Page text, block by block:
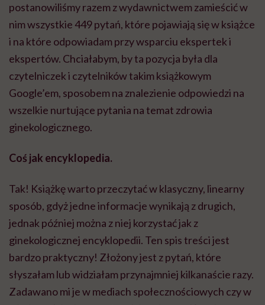
postanowiliśmy razem z wydawnictwem zamieścić w
nim wszystkie 449 pytań, które pojawiają się w książce
i na które odpowiadam przy wsparciu ekspertek i
ekspertów. Chciałabym, by ta pozycja była dla
czytelniczek i czytelników takim książkowym
Google’em, sposobem na znalezienie odpowiedzi na
wszelkie nurtujące pytania na temat zdrowia
ginekologicznego.
Coś jak encyklopedia.
Tak! Książkę warto przeczytać w klasyczny, linearny
sposób, gdyż jedne informacje wynikają z drugich,
jednak później można z niej korzystać jak z
ginekologicznej encyklopedii. Ten spis treści jest
bardzo praktyczny! Złożony jest z pytań, które
słyszałam lub widziałam przynajmniej kilkanaście razy.
Zadawano mi je w mediach społecznościowych czy w